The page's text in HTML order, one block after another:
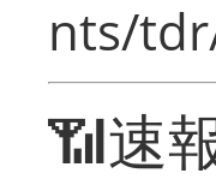
nts/
📶速